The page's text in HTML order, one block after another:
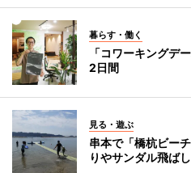
暮らす・働く
「コワーキングデ
2日間
見る・遊ぶ
串本で「橋杭ビー
りやサンダル飛ば